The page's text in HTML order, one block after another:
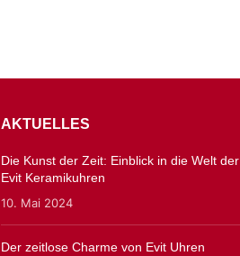
AKTUELLES
Die Kunst der Zeit: Einblick in die Welt der
Evit Keramikuhren
10. Mai 2024
Der zeitlose Charme von Evit Uhren